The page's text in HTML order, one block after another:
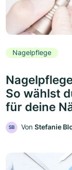
Nagelpflege
So wählst
für deine
SB Von Stefanie